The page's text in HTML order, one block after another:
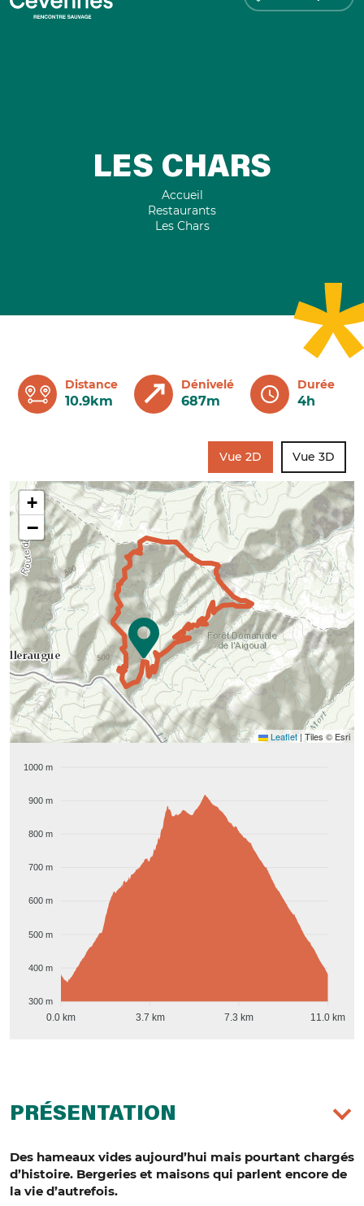
LES CHARS
Accueil
Restaurants
Les Chars
Distance
10.9km
Dénivelé
687m
Durée
4h
Vue 2D Vue 3D
+
−
Leaflet|Tiles © Esri
1000 m
900 m
800 m
700 m
600 m
500 m
400 m
300 m
0.0 km 3.7 km 7.3 km 11.0 km
PRÉSENTATION
Des hameaux vides aujourd’hui mais pourtant chargés
d’histoire. Bergeries et maisons qui parlent encore de
la vie d’autrefois.